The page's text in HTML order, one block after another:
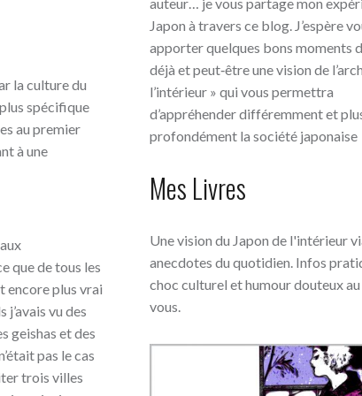
la culture du
spécifique
au premier
à une
que de tous les
encore plus vrai
vu des
geishas et des
pas le cas
trois villes
Japon à travers ce blog. J’espère
apporter quelques bons moments
déjà et peut‑être une vision de
l’intérieur » qui vous permettra
d’appréhender différemment et
profondément la société japonaise
Mes Livres
Une vision du Japon de l'intérieur
anecdotes du quotidien. Infos
choc culturel et humour douteux
vous.